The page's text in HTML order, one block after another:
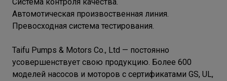
Автомотическая произвоственная линия.
Превосходная система тестирования.
Taifu Pumps & Motors Co., Ltd — постоянно
усовершенствует свою продукцию. Более 600
моделей насосов и моторов с сертификатами GS, UL,